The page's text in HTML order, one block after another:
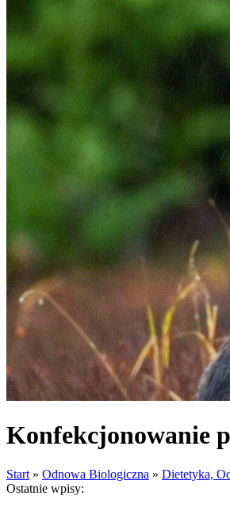
Konfekcjonowanie
Start » Odnowa Biologiczna » Dietetyka,
Ostatnie wpisy: